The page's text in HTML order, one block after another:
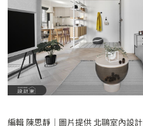
編輯 陳思靜｜圖片提供 北鷗室內設計